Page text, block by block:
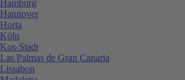
Hamburg
Hannover
Horta
Köln
Kos-Stadt
Las Palmas de Gran Canaria
Lissabon